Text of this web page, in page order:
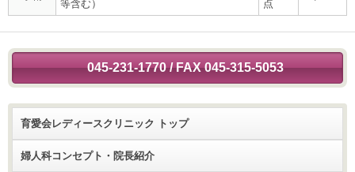
等含む）
点
045-231-1770 / FAX 045-315-5053
育愛会レディースクリニック トップ
婦人科コンセプト・院長紹介